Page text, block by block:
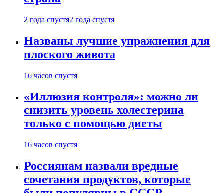
2 года спустя2 года спустя
Названы лучшие упражнения для
плоского живота
16 часов спустя
«Иллюзия контроля»: можно ли
снизить уровень холестерина
только с помощью диеты
16 часов спустя
Россиянам назвали вредные
сочетания продуктов, которые